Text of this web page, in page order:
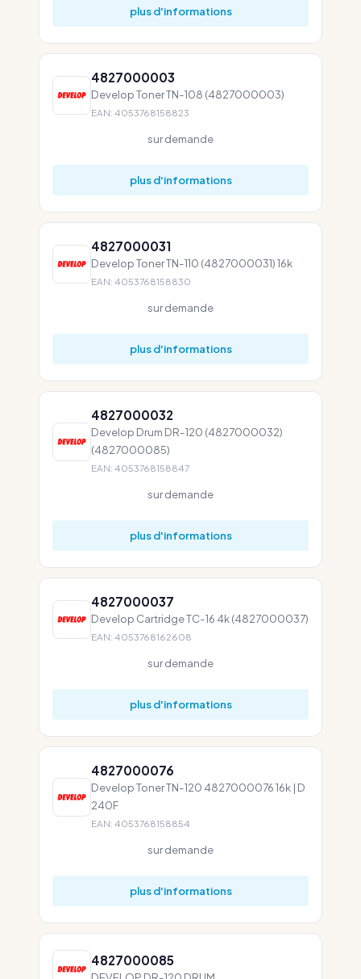
plus d'informations
4827000003
Develop Toner TN-108 (4827000003)
EAN: 4053768158823
sur demande
plus d'informations
4827000031
Develop Toner TN-110 (4827000031) 16k
EAN: 4053768158830
sur demande
plus d'informations
4827000032
Develop Drum DR-120 (4827000032)
(4827000085)
EAN: 4053768158847
sur demande
plus d'informations
4827000037
Develop Cartridge TC-16 4k (4827000037)
EAN: 4053768162608
sur demande
plus d'informations
4827000076
Develop Toner TN-120 4827000076 16k | D
240F
EAN: 4053768158854
sur demande
plus d'informations
4827000085